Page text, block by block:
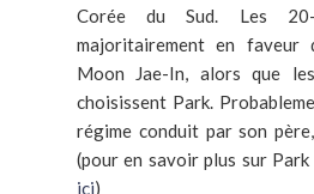
Corée du Sud. Les
majoritairement en faveur
Moon Jae-In, alors que
choisissent Park.
régime conduit par son
(pour en savoir plus sur Park
ici)